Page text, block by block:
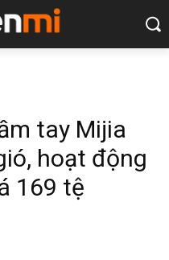
tay Mijia
hoạt động
169 tệ